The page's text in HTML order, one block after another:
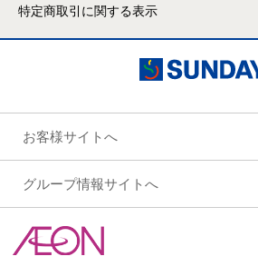
特定商取引に関する表示
お客様サイトへ
グループ情報サイトへ